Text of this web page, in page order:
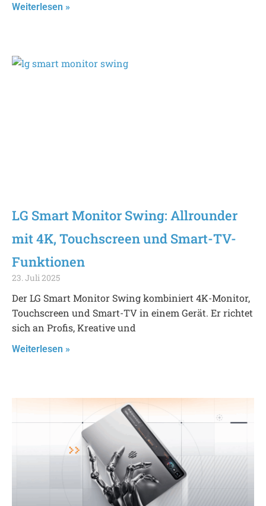
Weiterlesen »
LG Smart Monitor Swing: Allrounder
mit 4K, Touchscreen und Smart-TV-
Funktionen
23. Juli 2025
Der LG Smart Monitor Swing kombiniert 4K-Monitor,
Touchscreen und Smart-TV in einem Gerät. Er richtet
sich an Profis, Kreative und
Weiterlesen »